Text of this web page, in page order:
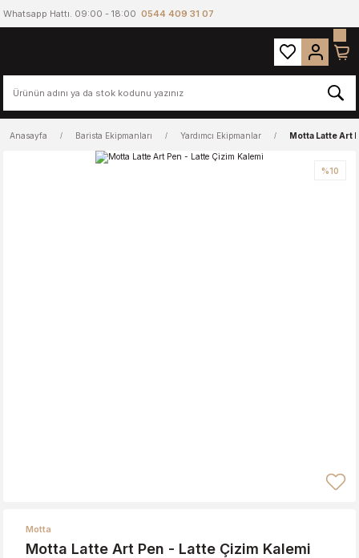
Whatsapp Hattı. 09:00 - 18:00 0544 409 31 07
Anasayfa Barista Ekipmanları Yardımcı Ekipmanlar Motta Latte Art
%10
Motta
Motta Latte Art Pen - Latte Çizim Kalemi